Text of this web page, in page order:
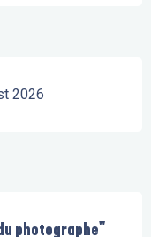
2026
photographe"